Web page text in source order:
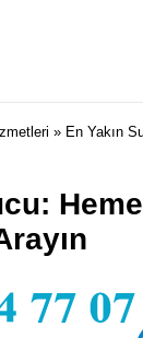
» En Yakın